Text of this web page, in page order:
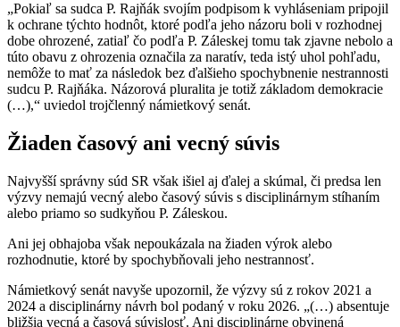
„Pokiaľ sa sudca P. Rajňák svojím podpisom k vyhláseniam pripojil
k ochrane týchto hodnôt, ktoré podľa jeho názoru boli v rozhodnej
dobe ohrozené, zatiaľ čo podľa P. Záleskej tomu tak zjavne nebolo a
túto obavu z ohrozenia označila za naratív, teda istý uhol pohľadu,
nemôže to mať za následok bez ďalšieho spochybnenie nestrannosti
sudcu P. Rajňáka. Názorová pluralita je totiž základom demokracie
(…),“ uviedol trojčlenný námietkový senát.
Žiaden časový ani vecný súvis
Najvyšší správny súd SR však išiel aj ďalej a skúmal, či predsa len
výzvy nemajú vecný alebo časový súvis s disciplinárnym stíhaním
alebo priamo so sudkyňou P. Záleskou.
Ani jej obhajoba však nepoukázala na žiaden výrok alebo
rozhodnutie, ktoré by spochybňovali jeho nestrannosť.
Námietkový senát navyše upozornil, že výzvy sú z rokov 2021 a
2024 a disciplinárny návrh bol podaný v roku 2026. „(…) absentuje
bližšia vecná a časová súvislosť. Ani disciplinárne obvinená